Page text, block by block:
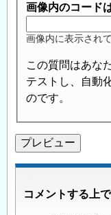
画像内のコード
画像内に表示され
この質問はあな
テストし、自動
のです。
コメントする上